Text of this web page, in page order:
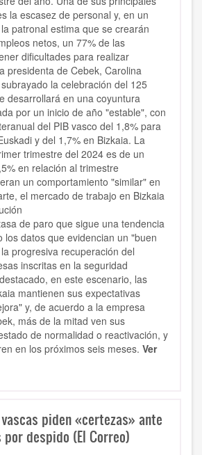
la escasez de personal y, en un
patronal estima que se crearán
netos, un 77% de las
dificultades para realizar
presidenta de Cebek, Carolina
la celebración del 125
desarrollará en una coyuntura
por un inicio de año "estable", con
del PIB vasco del 1,8% para
y del 1,7% en Bizkaia. La
trimestre del 2024 es de un
en relación al trimestre
un comportamiento "similar" en
el mercado de trabajo en Bizkaia
de paro que sigue una tendencia
los datos que evidencian un "buen
progresiva recuperación del
inscritas en la seguridad
en este escenario, las
mantienen sus expectativas
y, de acuerdo a la empresa
más de la mitad ven sus
de normalidad o reactivación, y
en los próximos seis meses. Ver
piden «certezas» ante
despido (El Correo)